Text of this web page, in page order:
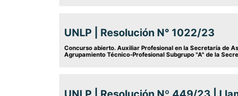
UNLP | Resolución N° 1022/23
Concurso abierto. Auxiliar Profesional en la Secretaría de
Agrupamiento Técnico-Profesional Subgrupo "A" de la